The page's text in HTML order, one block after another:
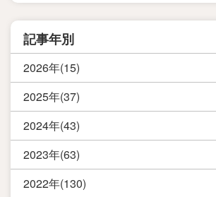
記事年別
2026年(15)
2025年(37)
2024年(43)
2023年(63)
2022年(130)